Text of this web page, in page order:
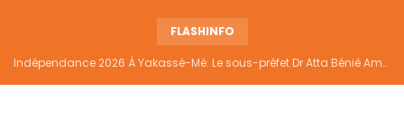
FLASHINFO
Indépendance 2026 À Yakassé-Mé: Le sous-préfet Dr Atta Bénié Amédé appelle à l’unité, à la sécurité et au développement